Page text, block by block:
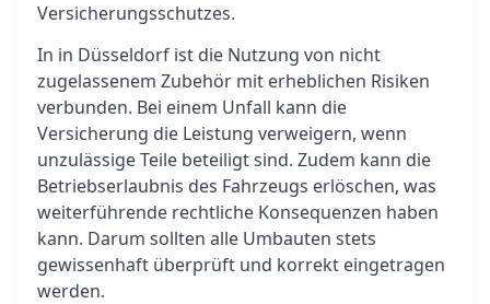
Versicherungsschutzes.
In in Düsseldorf ist die Nutzung von nicht
zugelassenem Zubehör mit erheblichen Risiken
verbunden. Bei einem Unfall kann die
Versicherung die Leistung verweigern, wenn
unzulässige Teile beteiligt sind. Zudem kann die
Betriebserlaubnis des Fahrzeugs erlöschen, was
weiterführende rechtliche Konsequenzen haben
kann. Darum sollten alle Umbauten stets
gewissenhaft überprüft und korrekt eingetragen
werden.